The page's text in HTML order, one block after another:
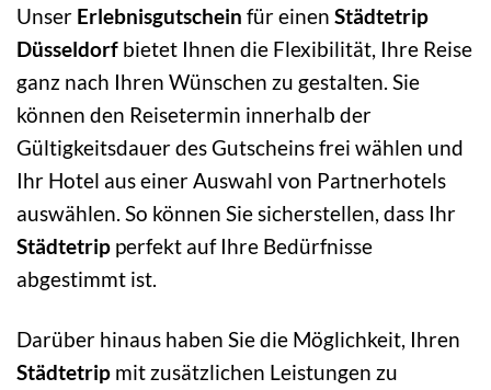
Unser Erlebnisgutschein für einen Städtetrip
Düsseldorf bietet Ihnen die Flexibilität, Ihre Reise
ganz nach Ihren Wünschen zu gestalten. Sie
können den Reisetermin innerhalb der
Gültigkeitsdauer des Gutscheins frei wählen und
Ihr Hotel aus einer Auswahl von Partnerhotels
auswählen. So können Sie sicherstellen, dass Ihr
Städtetrip perfekt auf Ihre Bedürfnisse
abgestimmt ist.
Darüber hinaus haben Sie die Möglichkeit, Ihren
Städtetrip mit zusätzlichen Leistungen zu